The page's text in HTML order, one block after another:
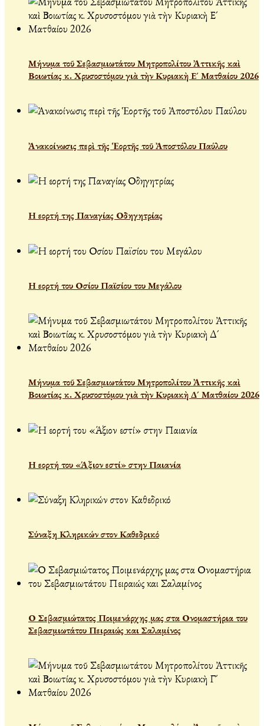
Μήνυμα τοῦ Σεβασμιωτάτου Μητροπολίτου Ἀττικῆς καὶ
Βοιωτίας κ. Χρυσοστόμου γιὰ τὴν Κυριακὴ Ε´ Ματθαίου 2026
Ἀνακοίνωσις περὶ τῆς Ἑορτῆς τοῦ Ἀποστόλου Παύλου
Η εορτή της Παναγίας Οδηγητρίας
Η εορτή του Οσίου Παϊσίου του Μεγάλου
Μήνυμα τοῦ Σεβασμιωτάτου Μητροπολίτου Ἀττικῆς καὶ
Βοιωτίας κ. Χρυσοστόμου γιὰ τὴν Κυριακὴ Δ´ Ματθαίου 2026
Η εορτή του «Άξιον εστί» στην Παιανία
Σύναξη Κληρικών στον Καθεδρικό
Ο Σεβασμιώτατος Ποιμενάρχης μας στα Ονομαστήρια του
Σεβασμιωτάτου Πειραιώς και Σαλαμίνος